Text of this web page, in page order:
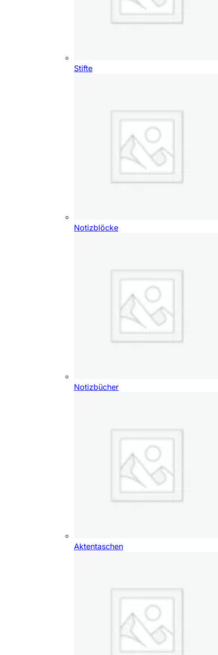
Stifte
Notizblöcke
Notizbücher
Aktentaschen